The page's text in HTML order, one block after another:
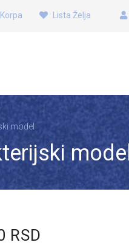
Korpa Lista Želja
model
model
RSD